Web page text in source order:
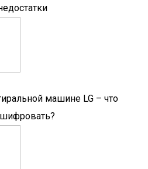
машине LG – что